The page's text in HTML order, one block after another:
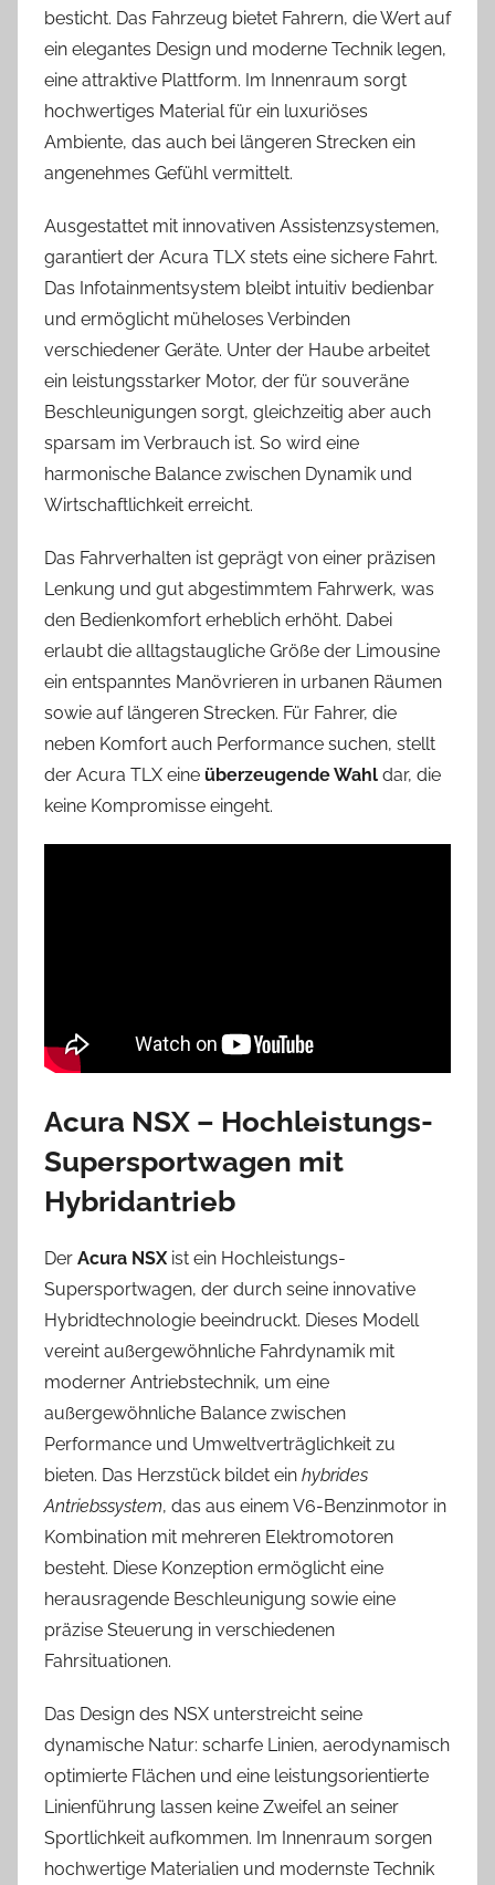
besticht. Das Fahrzeug bietet Fahrern, die Wert auf
ein elegantes Design und moderne Technik legen,
eine attraktive Plattform. Im Innenraum sorgt
hochwertiges Material für ein luxuriöses
Ambiente, das auch bei längeren Strecken ein
angenehmes Gefühl vermittelt.
Ausgestattet mit innovativen Assistenzsystemen,
garantiert der Acura TLX stets eine sichere Fahrt.
Das Infotainmentsystem bleibt intuitiv bedienbar
und ermöglicht müheloses Verbinden
verschiedener Geräte. Unter der Haube arbeitet
ein leistungsstarker Motor, der für souveräne
Beschleunigungen sorgt, gleichzeitig aber auch
sparsam im Verbrauch ist. So wird eine
harmonische Balance zwischen Dynamik und
Wirtschaftlichkeit erreicht.
Das Fahrverhalten ist geprägt von einer präzisen
Lenkung und gut abgestimmtem Fahrwerk, was
den Bedienkomfort erheblich erhöht. Dabei
erlaubt die alltagstaugliche Größe der Limousine
ein entspanntes Manövrieren in urbanen Räumen
sowie auf längeren Strecken. Für Fahrer, die
neben Komfort auch Performance suchen, stellt
der Acura TLX eine überzeugende Wahl dar, die
keine Kompromisse eingeht.
Acura NSX – Hochleistungs-
Supersportwagen mit
Hybridantrieb
Der Acura NSXist ein Hochleistungs-
Supersportwagen, der durch seine innovative
Hybridtechnologie beeindruckt. Dieses Modell
vereint außergewöhnliche Fahrdynamik mit
moderner Antriebstechnik, um eine
außergewöhnliche Balance zwischen
Performance und Umweltverträglichkeit zu
bieten. Das Herzstück bildet ein hybrides
Antriebssystem, das aus einem V6-Benzinmotor in
Kombination mit mehreren Elektromotoren
besteht. Diese Konzeption ermöglicht eine
herausragende Beschleunigung sowie eine
präzise Steuerung in verschiedenen
Fahrsituationen.
Das Design des NSX unterstreicht seine
dynamische Natur: scharfe Linien, aerodynamisch
optimierte Flächen und eine leistungsorientierte
Linienführung lassen keine Zweifel an seiner
Sportlichkeit aufkommen. Im Innenraum sorgen
hochwertige Materialien und modernste Technik